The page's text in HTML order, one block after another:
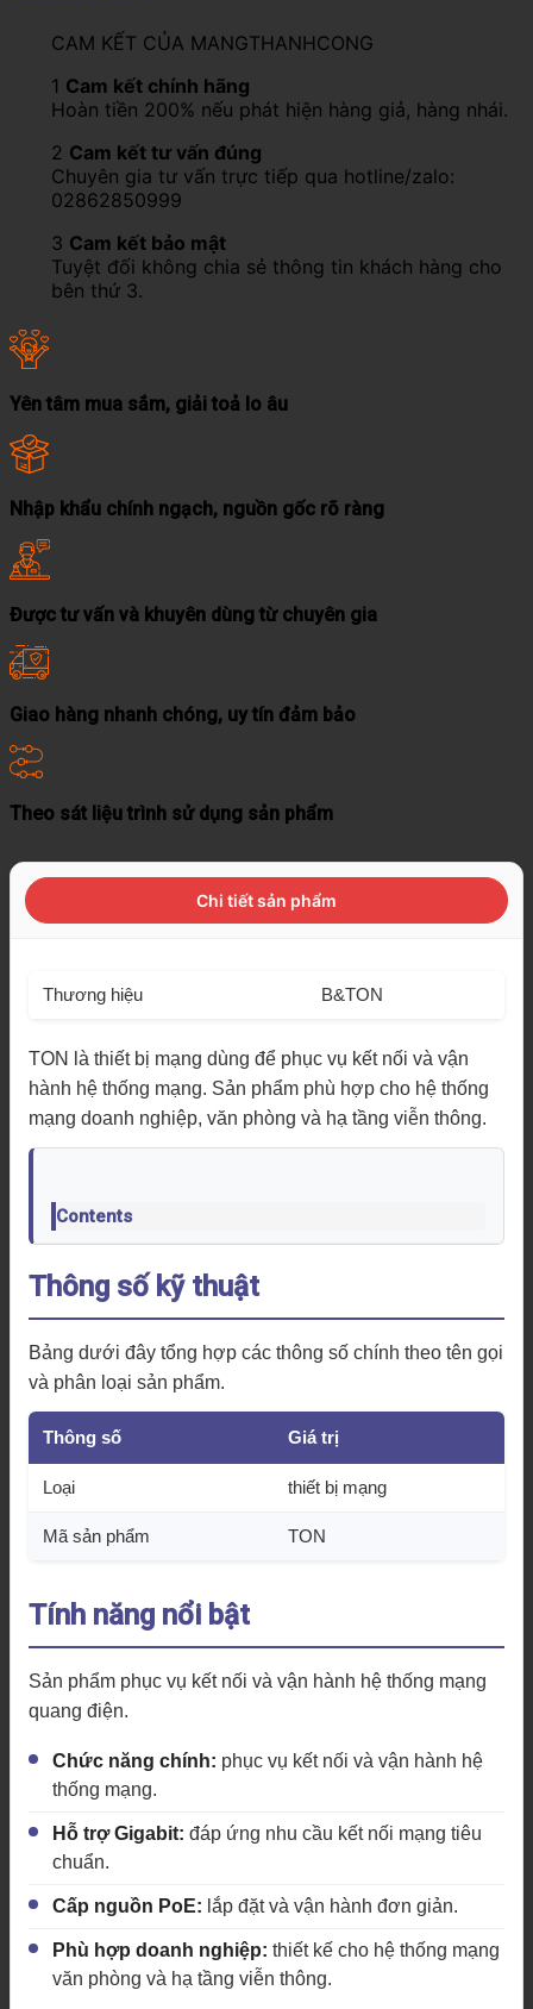
CAM KẾT CỦA MANGTHANHCONG
1 Cam kết chính hãng
Hoàn tiền 200% nếu phát hiện hàng giả, hàng nhái.
2 Cam kết tư vấn đúng
Chuyên gia tư vấn trực tiếp qua hotline/zalo:
02862850999
3 Cam kết bảo mật
Tuyệt đối không chia sẻ thông tin khách hàng cho
bên thứ 3.
Yên tâm mua sắm, giải toả lo âu
Nhập khẩu chính ngạch, nguồn gốc rõ ràng
Được tư vấn và khuyên dùng từ chuyên gia
Giao hàng nhanh chóng, uy tín đảm bảo
Theo sát liệu trình sử dụng sản phẩm
Chi tiết sản phẩm
Thương hiệu B&TON
TON là thiết bị mạng dùng để phục vụ kết nối và vận
hành hệ thống mạng. Sản phẩm phù hợp cho hệ thống
mạng doanh nghiệp, văn phòng và hạ tầng viễn thông.
Contents
Thông số kỹ thuật
Bảng dưới đây tổng hợp các thông số chính theo tên gọi
và phân loại sản phẩm.
Thông số Giá trị
Loại thiết bị mạng
Mã sản phẩm TON
Tính năng nổi bật
Sản phẩm phục vụ kết nối và vận hành hệ thống mạng
quang điện.
Chức năng chính: phục vụ kết nối và vận hành hệ
thống mạng.
Hỗ trợ Gigabit: đáp ứng nhu cầu kết nối mạng tiêu
chuẩn.
Cấp nguồn PoE: lắp đặt và vận hành đơn giản.
Phù hợp doanh nghiệp: thiết kế cho hệ thống mạng
văn phòng và hạ tầng viễn thông.